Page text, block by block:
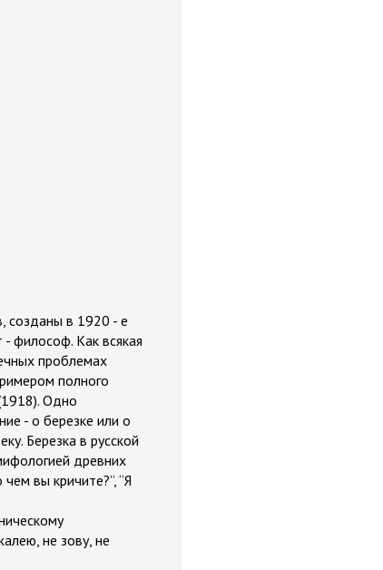
созданы в 1920 - е
философ. Как всякая
проблемах
полного
Одно
- о березке или о
Березка в русской
древних
вы кричите?”, “Я
не зову, не